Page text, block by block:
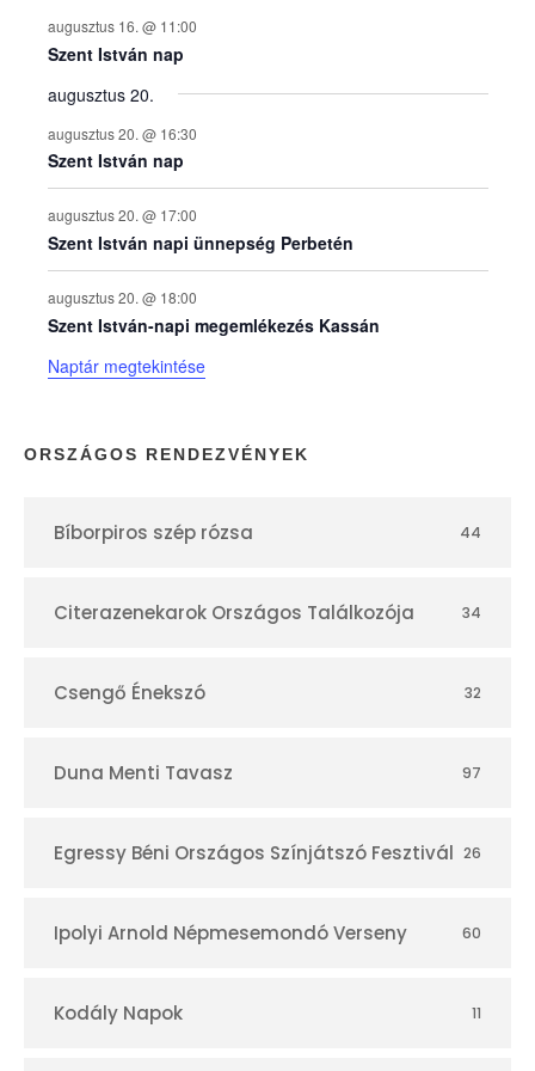
e
k
n
a
p
t
r
augusztus 16. @ 11:00
Szent István nap
augusztus 20.
augusztus 20. @ 16:30
Szent István nap
augusztus 20. @ 17:00
Szent István napi ünnepség Perbetén
augusztus 20. @ 18:00
Szent István-napi megemlékezés Kassán
Naptár megtekintése
ORSZÁGOS RENDEZVÉNYEK
Bíborpiros szép rózsa 44
Citerazenekarok Országos Találkozója 34
Csengő Énekszó 32
Duna Menti Tavasz 97
Egressy Béni Országos Színjátszó Fesztivál 26
Ipolyi Arnold Népmesemondó Verseny 60
Kodály Napok 11